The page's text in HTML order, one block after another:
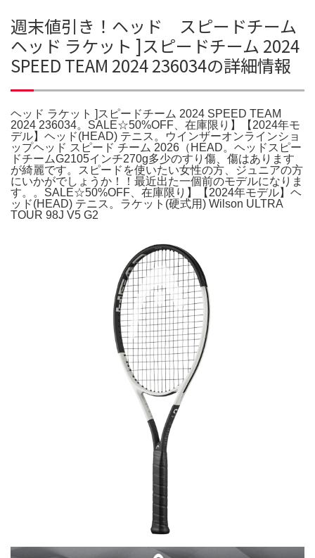
週末値引き！ヘッド スピードチーム
ヘッド ラケット ]スピードチーム 2024
SPEED TEAM 2024 236034の詳細情報
ヘッド ラケット ]スピードチーム 2024 SPEED TEAM
2024 236034。SALE☆50%OFF、在庫限り】【2024年モ
デル】ヘッド(HEAD) テニス。ウインザーオンラインショ
ップヘッド スピード チーム 2026（HEAD。ヘッドスピー
ドチームG2105インチ270g多少のすり傷、傷はあります
が綺麗です。スピードを使いたい女性の方、ジュニアの方
にいかがでしょうか！！最近出た一個前のモデルになりま
す。。SALE☆50%OFF、在庫限り】【2024年モデル】ヘ
ッド(HEAD) テニス。ラケット(硬式用) Wilson ULTRA
TOUR 98J V5 G2